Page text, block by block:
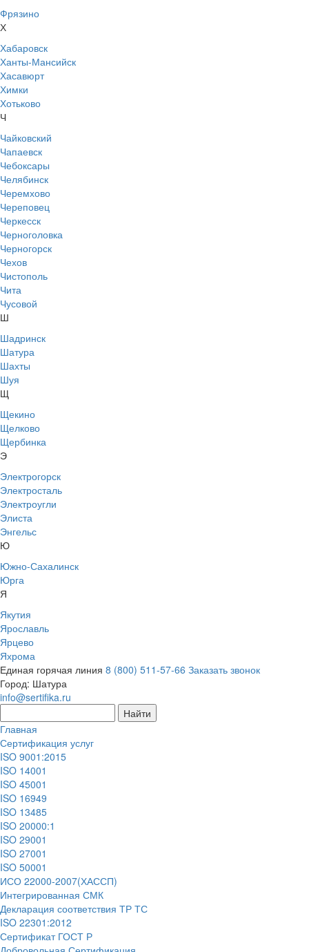
Фрязино
Х
Хабаровск
Ханты-Мансийск
Хасавюрт
Химки
Хотьково
Ч
Чайковский
Чапаевск
Чебоксары
Челябинск
Черемхово
Череповец
Черкесск
Черноголовка
Черногорск
Чехов
Чистополь
Чита
Чусовой
Ш
Шадринск
Шатура
Шахты
Шуя
Щ
Щекино
Щелково
Щербинка
Э
Электрогорск
Электросталь
Электроугли
Элиста
Энгельс
Ю
Южно-Сахалинск
Юрга
Я
Якутия
Ярославль
Ярцево
Яхрома
Единая горячая линия 8 (800) 511-57-66 Заказать звонок
Город: Шатура
info@sertifika.ru
Главная
Сертификация услуг
ISO 9001:2015
ISO 14001
ISO 45001
ISO 16949
ISO 13485
ISO 20000:1
ISO 29001
ISO 27001
ISO 50001
ИСО 22000-2007(ХАССП)
Интегрированная СМК
Декларация соответствия ТР ТС
ISO 22301:2012
Сертификат ГОСТ Р